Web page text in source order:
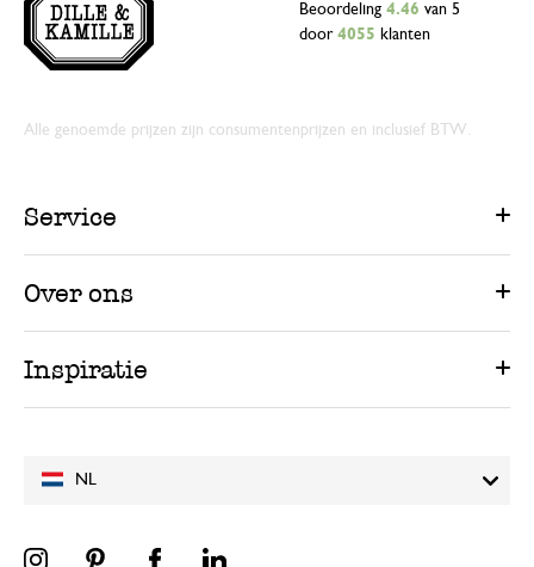
NL
Beoordeling 4.46 van 5
door 4055 klanten
Alle genoemde prijzen zijn consumentenprijzen en inclusief BTW.
Service
Over ons
Inspiratie